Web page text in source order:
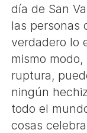
día de San
las personas
verdadero lo
mismo
ruptura,
ningún
todo el
cosas